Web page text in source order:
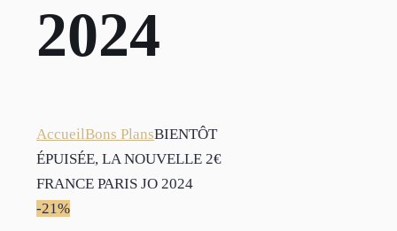
2024
AccueilBons PlansBIENTÔT
ÉPUISÉE, LA NOUVELLE 2€
FRANCE PARIS JO 2024
-21%